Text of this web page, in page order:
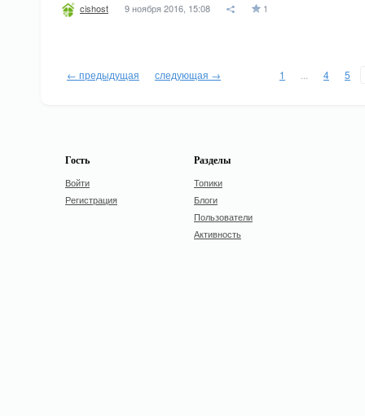
cishost 9 ноября 2016, 15:08 1
← предыдущая следующая → 1 4 5
Гость
Войти
Регистрация
Разделы
Топики
Блоги
Пользователи
Активность